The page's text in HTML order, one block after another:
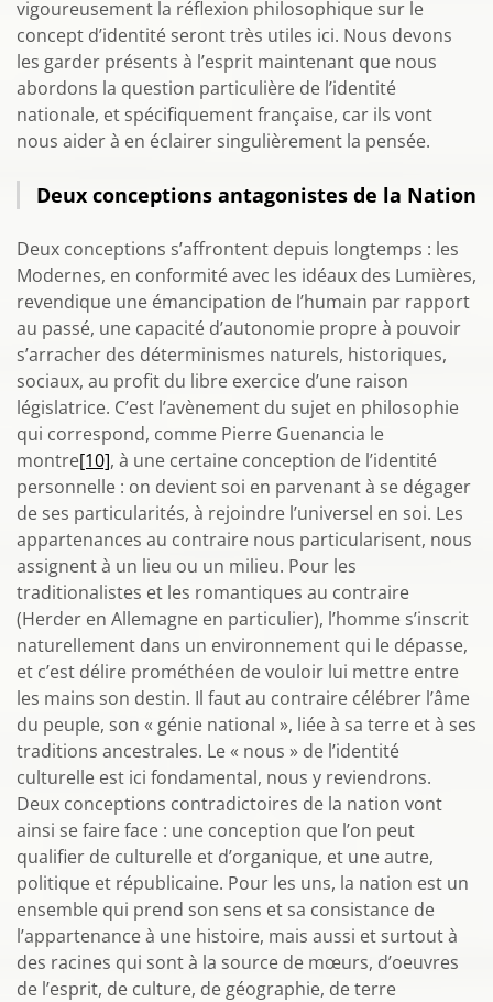
vigoureusement la réflexion philosophique sur le
concept d’identité seront très utiles ici. Nous devons
les garder présents à l’esprit maintenant que nous
abordons la question particulière de l’identité
nationale, et spécifiquement française, car ils vont
nous aider à en éclairer singulièrement la pensée.
Deux conceptions antagonistes de la Nation
Deux conceptions s’affrontent depuis longtemps : les
Modernes, en conformité avec les idéaux des Lumières,
revendique une émancipation de l’humain par rapport
au passé, une capacité d’autonomie propre à pouvoir
s’arracher des déterminismes naturels, historiques,
sociaux, au profit du libre exercice d’une raison
législatrice. C’est l’avènement du sujet en philosophie
qui correspond, comme Pierre Guenancia le
montre[10], à une certaine conception de l’identité
personnelle : on devient soi en parvenant à se dégager
de ses particularités, à rejoindre l’universel en soi. Les
appartenances au contraire nous particularisent, nous
assignent à un lieu ou un milieu. Pour les
traditionalistes et les romantiques au contraire
(Herder en Allemagne en particulier), l’homme s’inscrit
naturellement dans un environnement qui le dépasse,
et c’est délire prométhéen de vouloir lui mettre entre
les mains son destin. Il faut au contraire célébrer l’âme
du peuple, son « génie national », liée à sa terre et à ses
traditions ancestrales. Le « nous » de l’identité
culturelle est ici fondamental, nous y reviendrons.
Deux conceptions contradictoires de la nation vont
ainsi se faire face : une conception que l’on peut
qualifier de culturelle et d’organique, et une autre,
politique et républicaine. Pour les uns, la nation est un
ensemble qui prend son sens et sa consistance de
l’appartenance à une histoire, mais aussi et surtout à
des racines qui sont à la source de mœurs, d’oeuvres
de l’esprit, de culture, de géographie, de terre